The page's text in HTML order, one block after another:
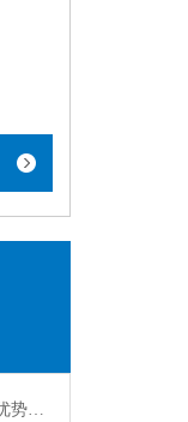
原装美国派克parker溢流阀R10PH优势出售